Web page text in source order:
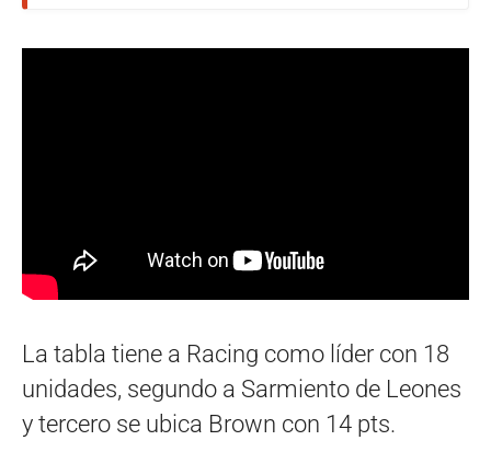
La tabla tiene a Racing como líder con 18
unidades, segundo a Sarmiento de Leones
y tercero se ubica Brown con 14 pts.